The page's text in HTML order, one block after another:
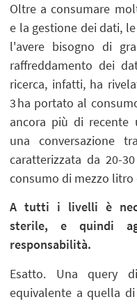
Oltre a consumare
e la gestione dei dati,
l'avere bisogno di
raffreddamento dei
ricerca, infatti, ha
3 ha portato al
ancora più di
una conversazione
caratterizzata da 20-
consumo di mezzo litro
A tutti i livelli è
sterile, e quindi
responsabilità.
Esatto. Una query
equivalente a quella